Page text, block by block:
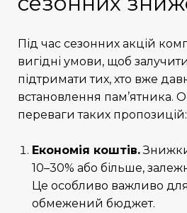
Під час сезонних акцій
вигідні умови, щоб залучити
підтримати тих, хто вже
встановлення пам’ятника.
переваги таких пропозицій:
Економія коштів.
10–30% або більше,
Це особливо важливо
обмежений бюджет.